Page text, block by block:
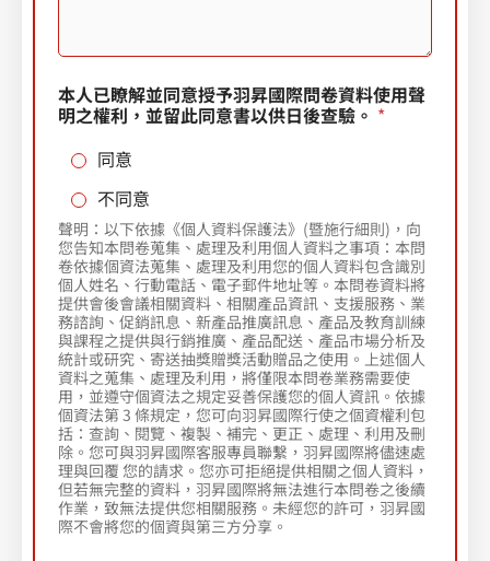
本人已瞭解並同意授予羽昇國際問卷資料使用聲
明之權利，並留此同意書以供日後查驗。 *
同意
不同意
聲明：以下依據《個人資料保護法》(暨施行細則)，向
您告知本問卷蒐集、處理及利用個人資料之事項：本問
卷依據個資法蒐集、處理及利用您的個人資料包含識別
個人姓名、行動電話、電子郵件地址等。本問卷資料將
提供會後會議相關資料、相關產品資訊、支援服務、業
務諮詢、促銷訊息、新產品推廣訊息、產品及教育訓練
與課程之提供與行銷推廣、產品配送、產品市場分析及
統計或研究、寄送抽獎贈獎活動贈品之使用。上述個人
資料之蒐集、處理及利用，將僅限本問卷業務需要使
用，並遵守個資法之規定妥善保護您的個人資訊。依據
個資法第 3 條規定，您可向羽昇國際行使之個資權利包
括：查詢、閱覽、複製、補完、更正、處理、利用及刪
除。您可與羽昇國際客服專員聯繫，羽昇國際將儘速處
理與回覆 您的請求。您亦可拒絕提供相關之個人資料，
但若無完整的資料，羽昇國際將無法進行本問卷之後續
作業，致無法提供您相關服務。未經您的許可，羽昇國
際不會將您的個資與第三方分享。